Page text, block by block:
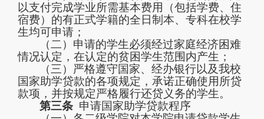
以支付完成学业所需基本费用（包括学费、住
宿费）的有正式学籍的全日制本、 专科在校学
生均可申请；
（二） 申请的学生必须经过家庭经济困难
情况认定，在认定的贫困学生范围内产生；
（三） 严格遵守国家、经办银行以及我校
国家助学贷款的各项规定，承诺正确使用所贷
款项，并按规定严格履行还贷义务的学生。
第三条 申请国家助学贷款程序